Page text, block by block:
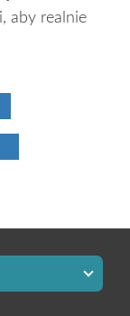
aby realnie